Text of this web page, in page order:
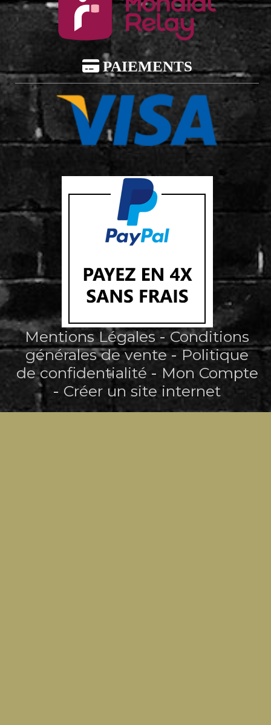
 PAIEMENTS
Mentions Légales
Conditions
générales de vente
Politique
de confidentialité
Mon Compte
Créer un site internet